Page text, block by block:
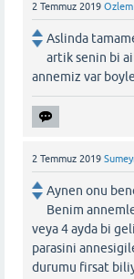
2 Temmuz 2019
Aslinda
artik senin bi
annemiz var
2 Temmuz 2019
Aynen onu
Benim
veya 4 ayda bi
parasini
durumu firsat